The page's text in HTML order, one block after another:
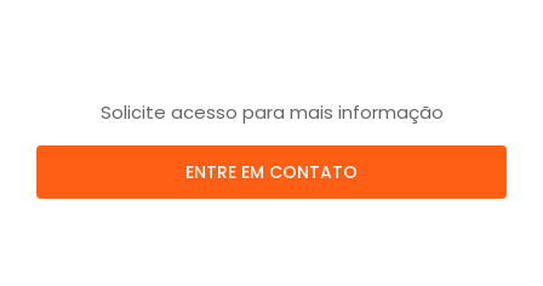
Solicite acesso para mais informação
ENTRE EM CONTATO